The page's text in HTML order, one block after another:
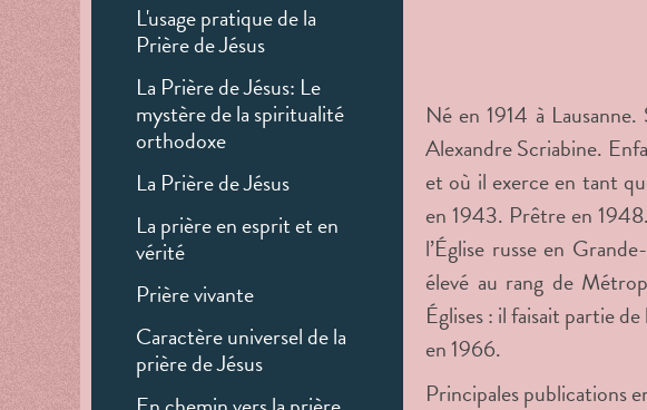
L'usage pratique de la
Prière de Jésus
La Prière de Jésus: Le
mystère de la spiritualité
orthodoxe
La Prière de Jésus
La prière en esprit et en
vérité
Prière vivante
Caractère universel de la
prière de Jésus
Né en 1914 à
Alexandre Scriabine.
et où il exerce en tant
en 1943. Prêtre en
l’Église russe en
élevé au rang de
Églises : il faisait partie
en 1966.
Principales publications